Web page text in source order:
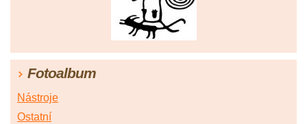
Fotoalbum
Nástroje
Ostatní